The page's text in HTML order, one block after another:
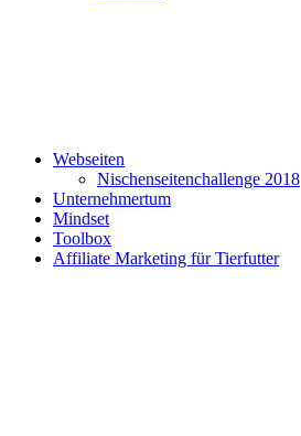
Webseiten
Nischenseitenchallenge 2018
Unternehmertum
Mindset
Toolbox
Affiliate Marketing für Tierfutter